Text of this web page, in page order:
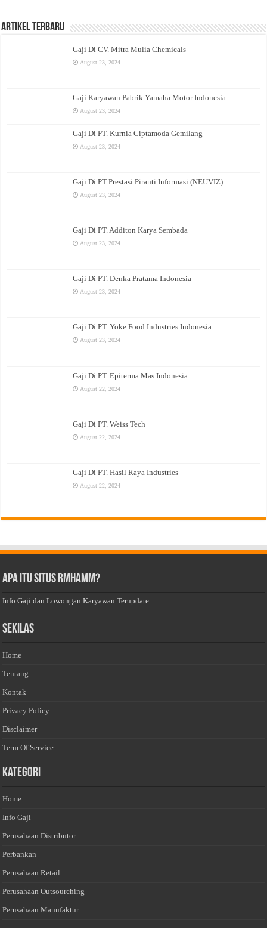
Artikel Terbaru
Gaji Di CV. Mitra Mulia Chemicals
August 23, 2024
Gaji Karyawan Pabrik Yamaha Motor Indonesia
August 23, 2024
Gaji Di PT. Kurnia Ciptamoda Gemilang
August 23, 2024
Gaji Di PT Prestasi Piranti Informasi (NEUVIZ)
August 23, 2024
Gaji Di PT. Additon Karya Sembada
August 23, 2024
Gaji Di PT. Denka Pratama Indonesia
August 23, 2024
Gaji Di PT. Yoke Food Industries Indonesia
August 23, 2024
Gaji Di PT. Epiterma Mas Indonesia
August 22, 2024
Gaji Di PT. Weiss Tech
August 22, 2024
Gaji Di PT. Hasil Raya Industries
August 22, 2024
Apa Itu Situs Rmhamm?
Info Gaji dan Lowongan Karyawan Terupdate
Sekilas
Home
Tentang
Kontak
Privacy Policy
Disclaimer
Term Of Service
Kategori
Home
Info Gaji
Perusahaan Distributor
Perbankan
Perusahaan Retail
Perusahaan Outsourching
Perusahaan Manufaktur